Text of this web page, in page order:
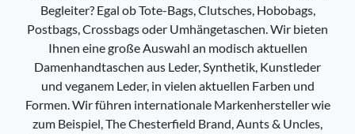
Begleiter? Egal ob Tote-Bags, Clutsches, Hobobags,
Postbags, Crossbags oder Umhängetaschen. Wir bieten
Ihnen eine große Auswahl an modisch aktuellen
Damenhandtaschen aus Leder, Synthetik, Kunstleder
und veganem Leder, in vielen aktuellen Farben und
Formen. Wir führen internationale Markenhersteller wie
zum Beispiel, The Chesterfield Brand, Aunts & Uncles,